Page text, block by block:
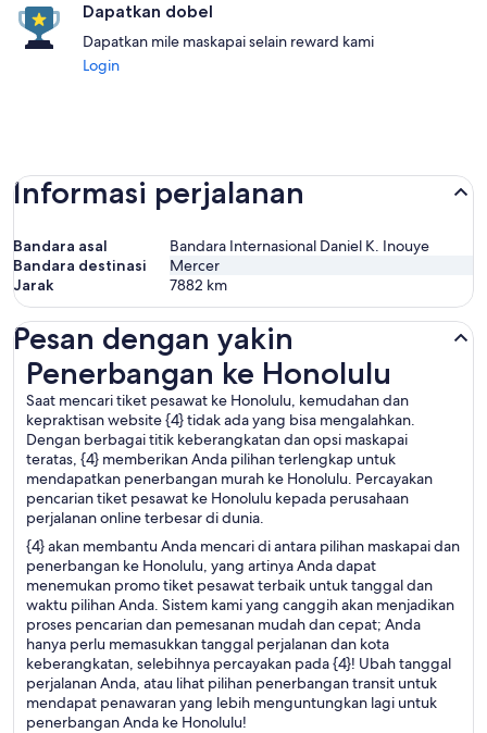
Dapatkan dobel
Dapatkan mile maskapai selain reward kami
Login
Informasi perjalanan
Bandara asal
Bandara Internasional Daniel K. Inouye
Bandara destinasi
Mercer
Jarak
7882 km
Pesan dengan yakin
Penerbangan ke Honolulu
Saat mencari tiket pesawat ke Honolulu, kemudahan dan
kepraktisan website {4} tidak ada yang bisa mengalahkan.
Dengan berbagai titik keberangkatan dan opsi maskapai
teratas, {4} memberikan Anda pilihan terlengkap untuk
mendapatkan penerbangan murah ke Honolulu. Percayakan
pencarian tiket pesawat ke Honolulu kepada perusahaan
perjalanan online terbesar di dunia.
{4} akan membantu Anda mencari di antara pilihan maskapai dan
penerbangan ke Honolulu, yang artinya Anda dapat
menemukan promo tiket pesawat terbaik untuk tanggal dan
waktu pilihan Anda. Sistem kami yang canggih akan menjadikan
proses pencarian dan pemesanan mudah dan cepat; Anda
hanya perlu memasukkan tanggal perjalanan dan kota
keberangkatan, selebihnya percayakan pada {4}! Ubah tanggal
perjalanan Anda, atau lihat pilihan penerbangan transit untuk
mendapat penawaran yang lebih menguntungkan lagi untuk
penerbangan Anda ke Honolulu!
Penerbangan ke Honolulu